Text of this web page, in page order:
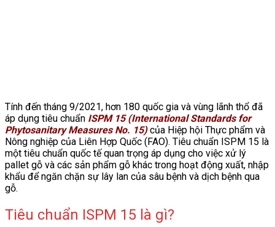
Tính đến tháng 9/2021, hơn 180 quốc gia và vùng lãnh thổ đã
áp dụng tiêu chuẩn ISPM 15 (International Standards for
Phytosanitary Measures No. 15)của Hiệp hội Thực phẩm và
Nông nghiệp của Liên Hợp Quốc (FAO). Tiêu chuẩn ISPM 15 là
một tiêu chuẩn quốc tế quan trọng áp dụng cho việc xử lý
pallet gỗ và các sản phẩm gỗ khác trong hoạt động xuất, nhập
khẩu để ngăn chặn sự lây lan của sâu bệnh và dịch bệnh qua
gỗ.
Tiêu chuẩn ISPM 15 là gì?